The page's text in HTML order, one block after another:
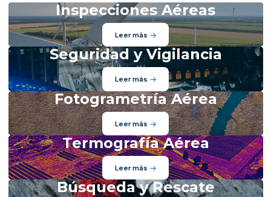
Inspecciones Aéreas
Leer más
Seguridad y Vigilancia
Leer más
Fotogrametría Aérea
Leer más
Termografía Aérea
Leer más
Búsqueda y Rescate